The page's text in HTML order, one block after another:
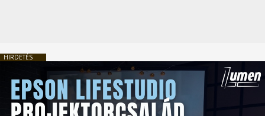
HIRDETÉS